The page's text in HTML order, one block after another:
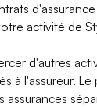
activité de
d'autres
à l'assureur.
assurances